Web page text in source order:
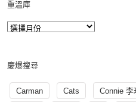
重溫庫
慶爆搜尋
Carman Cats Connie 李